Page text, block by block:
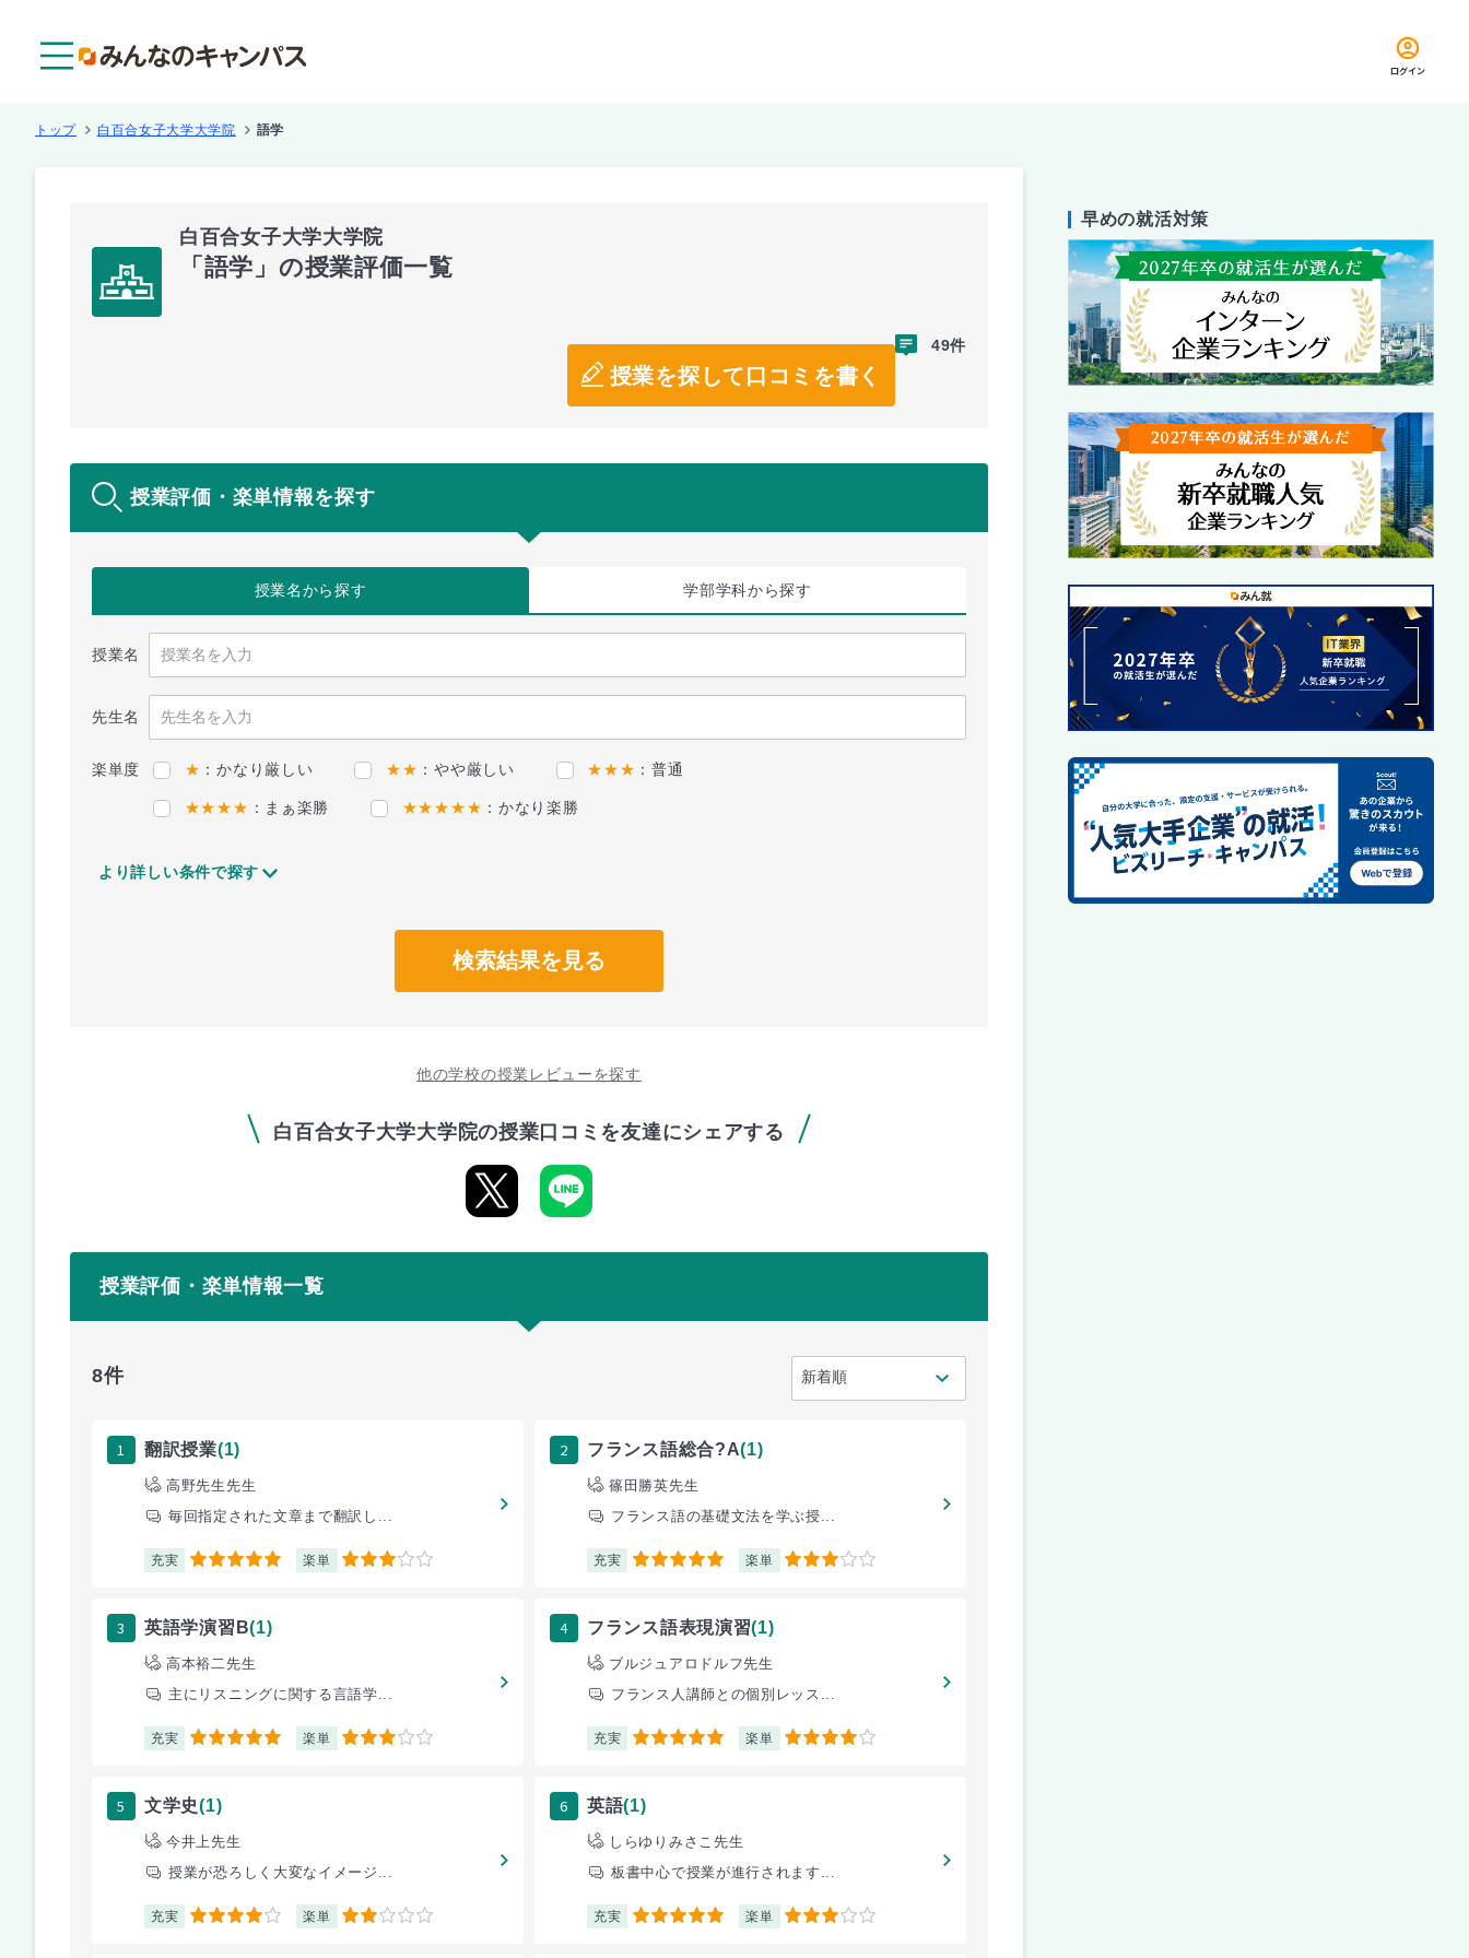
ログイン
トップ 白百合女子大学大学院 語学
白百合女子大学大学院
「語学」の授業評価一覧
授業を探して口コミを書く
49件
授業評価・楽単情報を探す
授業名から探す 学部学科から探す
授業名
先生名
楽単度 ★ ：かなり厳しい ★★ ：やや厳しい ★★★ ：普通
★★★★ ：まぁ楽勝 ★★★★★ ：かなり楽勝
より詳しい条件で探す
検索結果を見る
他の学校の授業レビューを探す
白百合女子大学大学院の授業口コミを友達にシェアする
授業評価・楽単情報一覧
8件
1 翻訳授業(1)
高野先生先生
毎回指定された文章まで翻訳し...
充実 5 楽単 3
2 フランス語総合?A(1)
篠田勝英先生
フランス語の基礎文法を学ぶ授...
充実 5 楽単 3
3 英語学演習B(1)
高本裕二先生
主にリスニングに関する言語学...
充実 5 楽単 3
4 フランス語表現演習(1)
ブルジュアロドルフ先生
フランス人講師との個別レッス...
充実 5 楽単 4
5 文学史(1)
今井上先生
授業が恐ろしく大変なイメージ...
充実 4 楽単 2
6 英語(1)
しらゆりみさこ先生
板書中心で授業が進行されます...
充実 5 楽単 3
早めの就活対策